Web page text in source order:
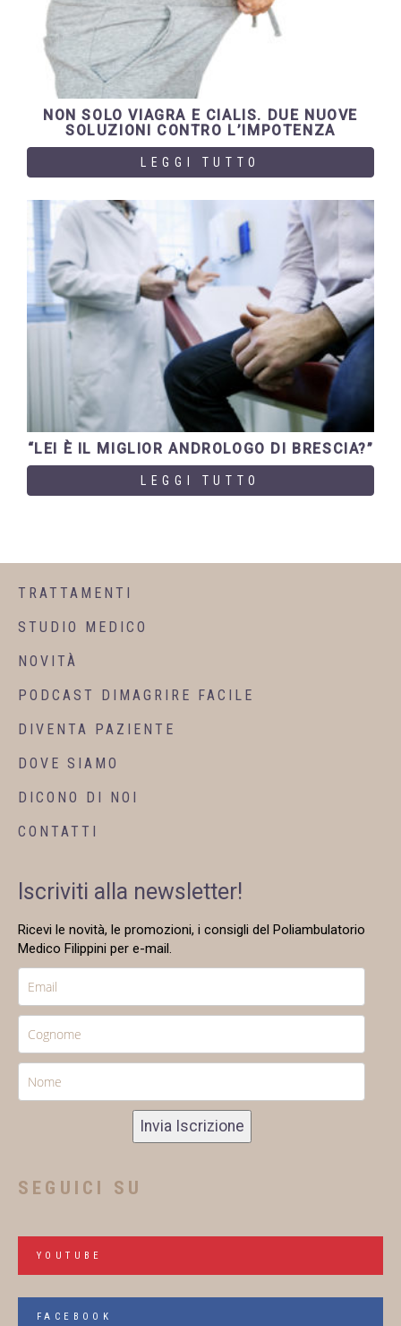
NON SOLO VIAGRA E CIALIS. DUE NUOVE
SOLUZIONI CONTRO L’IMPOTENZA
LEGGI TUTTO
“LEI È IL MIGLIOR ANDROLOGO DI BRESCIA?”
LEGGI TUTTO
TRATTAMENTI
STUDIO MEDICO
NOVITÀ
PODCAST DIMAGRIRE FACILE
DIVENTA PAZIENTE
DOVE SIAMO
DICONO DI NOI
CONTATTI
Iscriviti alla newsletter!
Ricevi le novità, le promozioni, i consigli del Poliambulatorio
Medico Filippini per e-mail.
Invia Iscrizione
SEGUICI SU
YOUTUBE
FACEBOOK